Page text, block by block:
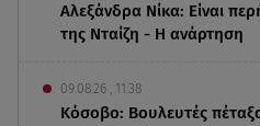
Αλεξάνδρα Νίκα: Είναι
της Νταίζη - Η ανάρτηση
09.08.26 , 11:38
Κόσοβο: Βουλευτές